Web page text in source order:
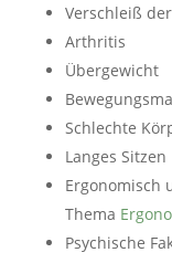
Verschleiß
Arthritis
Übergewicht
Schlechte
Langes Sitzen
Ergonomisch
Thema
Psychische